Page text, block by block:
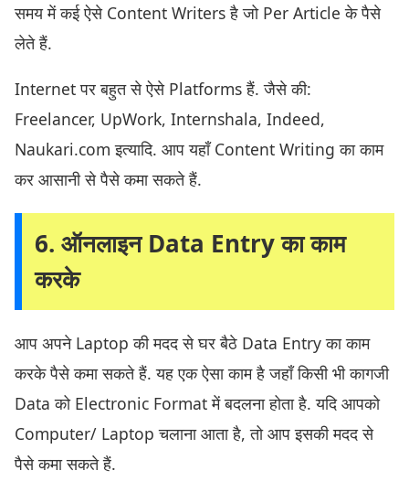
समय में कई ऐसे Content Writers है जो Per Article के पैसे
लेते हैं.
Internet पर बहुत से ऐसे Platforms हैं. जैसे की:
Freelancer, UpWork, Internshala, Indeed,
Naukari.com इत्यादि. आप यहाँ Content Writing का काम
कर आसानी से पैसे कमा सकते हैं.
6. ऑनलाइन Data Entry का काम
करके
आप अपने Laptop की मदद से घर बैठे Data Entry का काम
करके पैसे कमा सकते हैं. यह एक ऐसा काम है जहाँ किसी भी कागजी
Data को Electronic Format में बदलना होता है. यदि आपको
Computer/ Laptop चलाना आता है, तो आप इसकी मदद से
पैसे कमा सकते हैं.